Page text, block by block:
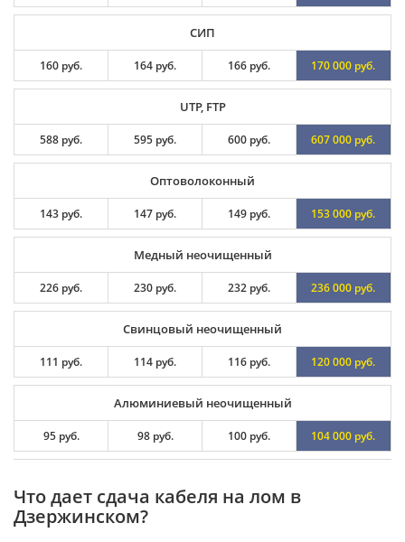
СИП
160 руб. 164 руб. 166 руб. 170 000 руб.
UTP, FTP
588 руб. 595 руб. 600 руб. 607 000 руб.
Оптоволоконный
143 руб. 147 руб. 149 руб. 153 000 руб.
Медный неочищенный
226 руб. 230 руб. 232 руб. 236 000 руб.
Свинцовый неочищенный
111 руб. 114 руб. 116 руб. 120 000 руб.
Алюминиевый неочищенный
95 руб. 98 руб. 100 руб. 104 000 руб.
Что дает сдача кабеля на лом в
Дзержинском?